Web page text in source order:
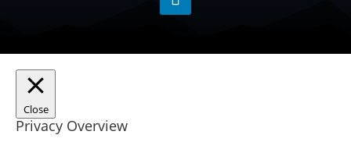
Close
Privacy Overview